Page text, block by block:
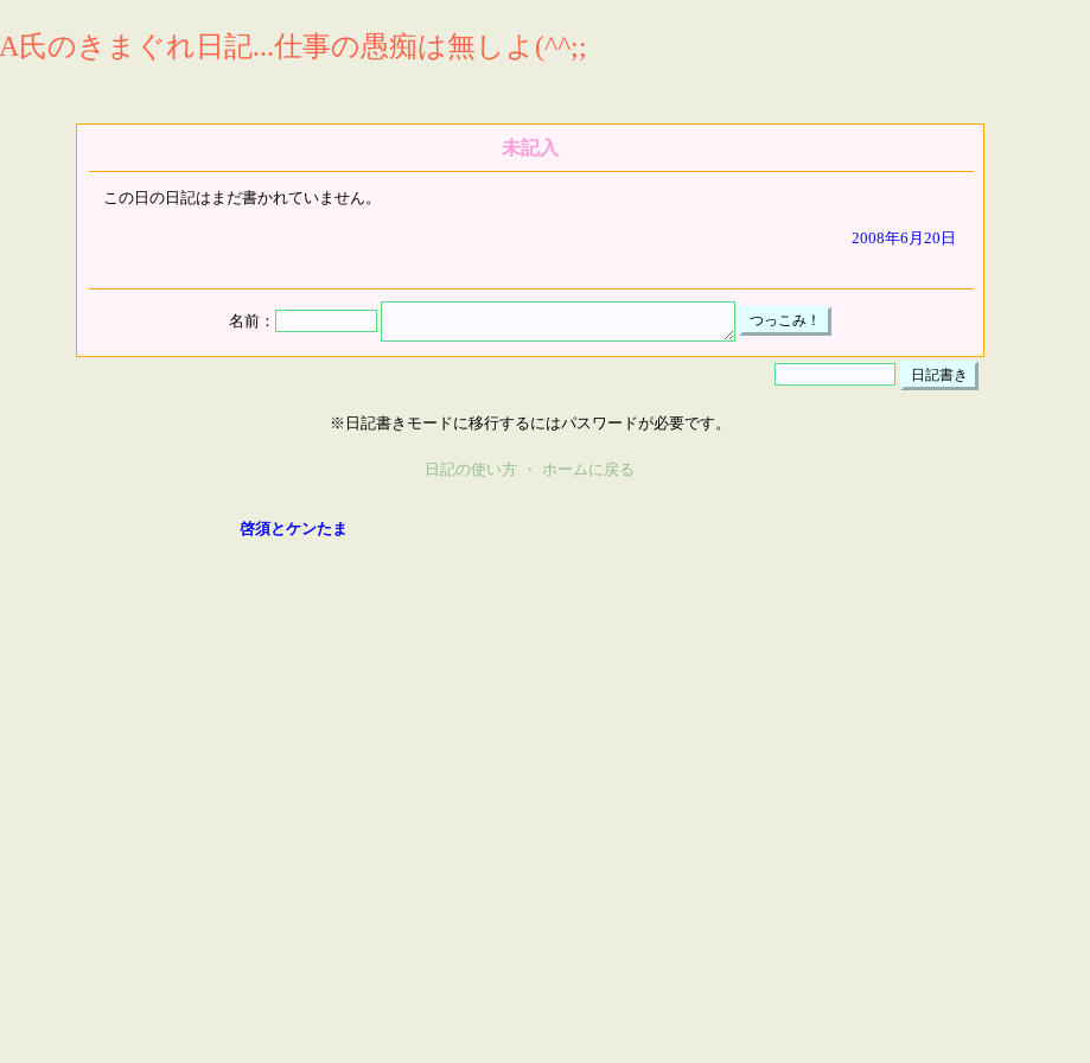
A氏のきまぐれ日記...仕事の愚痴は無しよ(^^;;
未記入
この日の日記はまだ書かれていません。
2008年6月20日
名前：
※日記書きモードに移行するにはパスワードが必要です。
日記の使い方 ・ ホームに戻る
啓須とケンたま